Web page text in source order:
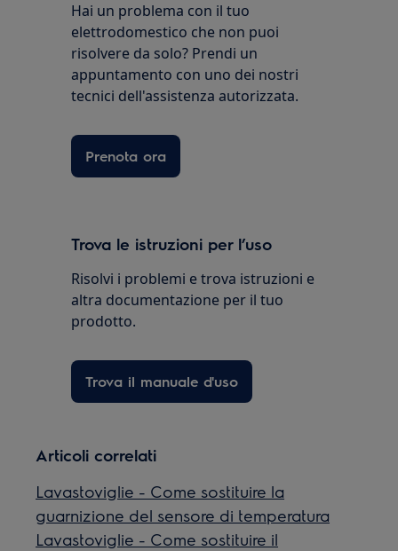
Hai un problema con il tuo
elettrodomestico che non puoi
risolvere da solo? Prendi un
appuntamento con uno dei nostri
tecnici dell'assistenza autorizzata.
Prenota ora
Trova le istruzioni per l’uso
Risolvi i problemi e trova istruzioni e
altra documentazione per il tuo
prodotto.
Trova il manuale d'uso
Articoli correlati
Lavastoviglie - Come sostituire la
guarnizione del sensore di temperatura
Lavastoviglie - Come sostituire il